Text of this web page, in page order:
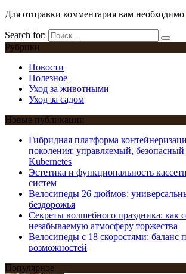
Для отправки комментария вам необходимо
Search for:
Рубрики
Новости
Полезное
Уход за животными
Уход за садом
Новые публикации
Гибридная платформа
поколения: управляемый,
Kubernetes
Эстетика и функциональность
систем
Велосипеды 26 дюймов:
бездорожья
Секреты волшебного праздника: как
незабываемую атмосферу торжества
Велосипеды с 18 скоростями: баланс
возможностей
Популярное